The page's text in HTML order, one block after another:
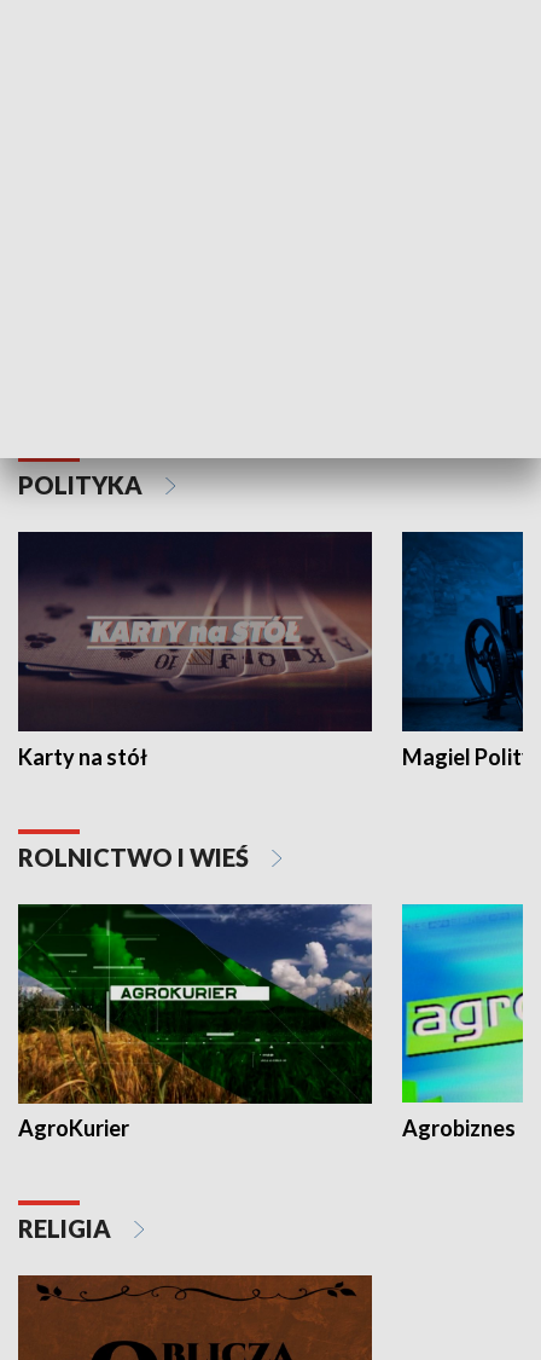
POLITYKA
Karty na stół Magiel
ROLNICTWO I WIEŚ
AgroKurier Agrobiznes
RELIGIA